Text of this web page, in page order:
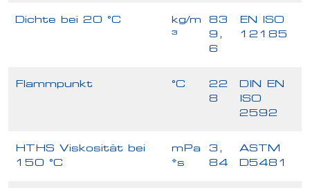
Dichte bei 20 °C
kg/m
³
83
9,
6
EN ISO
12185
Flammpunkt °C
22
8
DIN EN
ISO
2592
HTHS Viskosität bei
150 °C
mPa
*s
3,
84
ASTM
D5481